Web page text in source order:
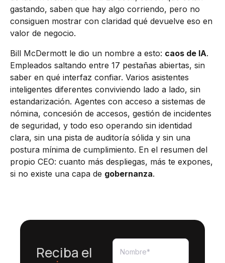
gastando, saben que hay algo corriendo, pero no
consiguen mostrar con claridad qué devuelve eso en
valor de negocio.
Bill McDermott le dio un nombre a esto: caos de IA.
Empleados saltando entre 17 pestañas abiertas, sin
saber en qué interfaz confiar. Varios asistentes
inteligentes diferentes conviviendo lado a lado, sin
estandarización. Agentes con acceso a sistemas de
nómina, concesión de accesos, gestión de incidentes
de seguridad, y todo eso operando sin identidad
clara, sin una pista de auditoría sólida y sin una
postura mínima de cumplimiento. En el resumen del
propio CEO: cuanto más despliegas, más te expones,
si no existe una capa de gobernanza.
Reciba el